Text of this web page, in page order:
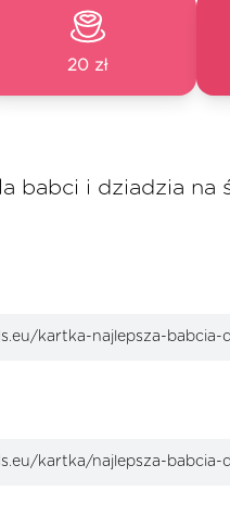
20 zł
babci i dziadzia na